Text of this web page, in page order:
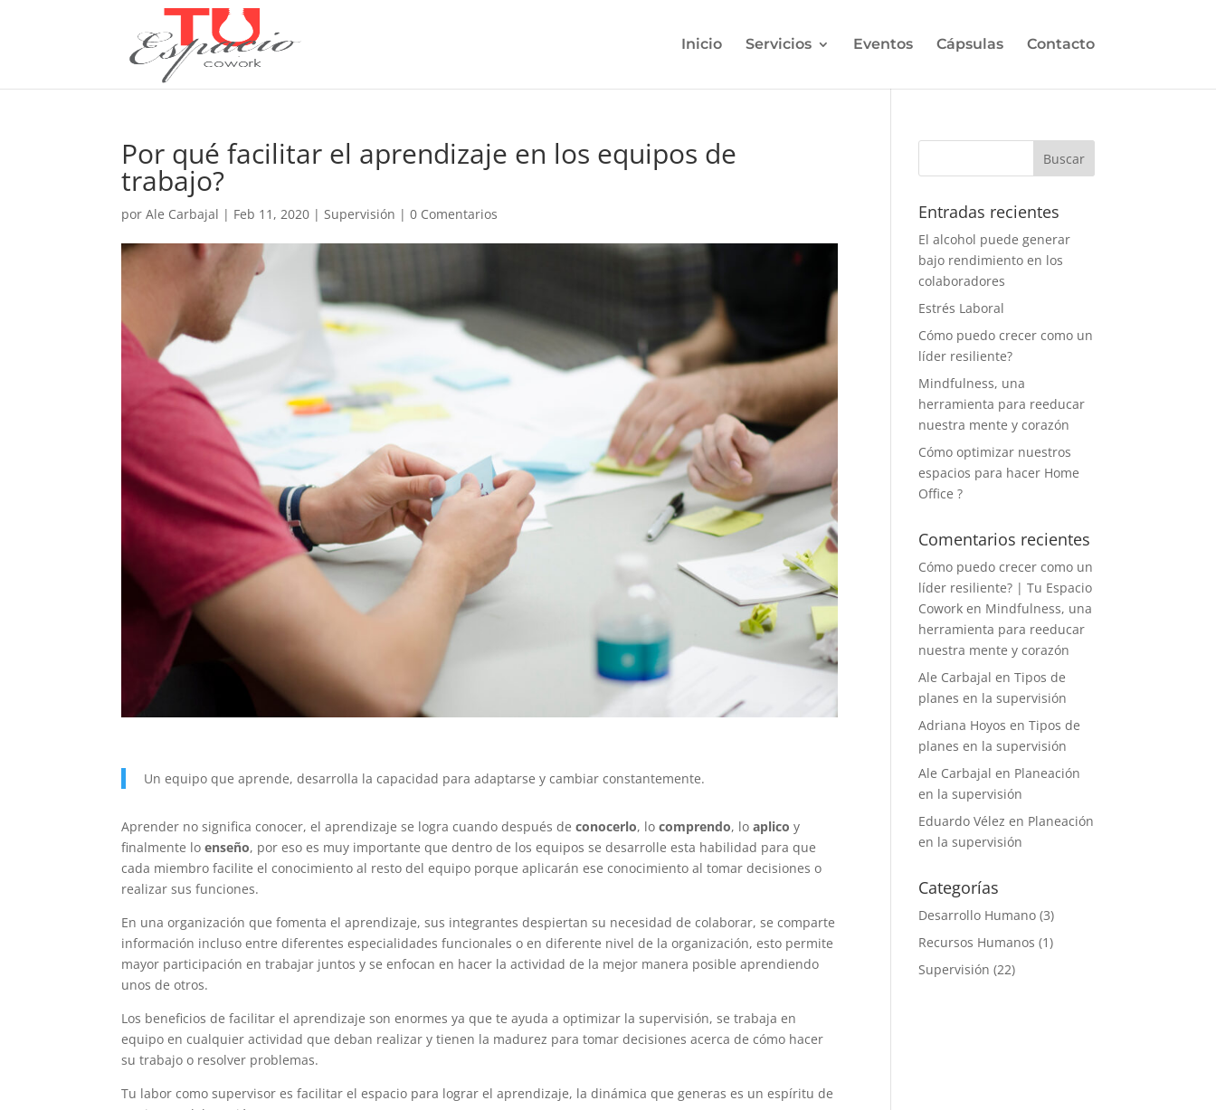
Inicio Servicios Eventos Cápsulas Contacto
Por qué facilitar el aprendizaje en los equipos de
trabajo?
porAle Carbajal | Feb 11, 2020 |Supervisión |0 Comentarios
Un equipo que aprende, desarrolla la capacidad para adaptarse y cambiar constantemente.
Aprender no significa conocer, el aprendizaje se logra cuando después deconocerlo, locomprendo, lo aplico y
finalmente loenseño, por eso es muy importante que dentro de los equipos se desarrolle esta habilidad para que
cada miembro facilite el conocimiento al resto del equipo porque aplicarán ese conocimiento al tomar decisiones o
realizar sus funciones.
En una organización que fomenta el aprendizaje, sus integrantes despiertan su necesidad de colaborar, se comparte
información incluso entre diferentes especialidades funcionales o en diferente nivel de la organización, esto permite
mayor participación en trabajar juntos y se enfocan en hacer la actividad de la mejor manera posible aprendiendo
unos de otros.
Los beneficios de facilitar el aprendizaje son enormes ya que te ayuda a optimizar la supervisión, se trabaja en
equipo en cualquier actividad que deban realizar y tienen la madurez para tomar decisiones acerca de cómo hacer
su trabajo o resolver problemas.
Tu labor como supervisor es facilitar el espacio para lograr el aprendizaje, la dinámica que generas es un espíritu de
Entradas recientes
El alcohol puede generar
bajo rendimiento en los
colaboradores
Estrés Laboral
Cómo puedo crecer como un
líder resiliente?
Mindfulness, una
herramienta para reeducar
nuestra mente y corazón
Cómo optimizar nuestros
espacios para hacer Home
Office ?
Comentarios recientes
Cómo puedo crecer como un
líder resiliente? | Tu Espacio
Cowork en Mindfulness, una
herramienta para reeducar
nuestra mente y corazón
Ale Carbajal enTipos de
planes en la supervisión
Adriana Hoyos enTipos de
planes en la supervisión
Ale Carbajal en Planeación
en la supervisión
Eduardo Vélez en Planeación
en la supervisión
Categorías
Desarrollo Humano (3)
Recursos Humanos (1)
Supervisión (22)